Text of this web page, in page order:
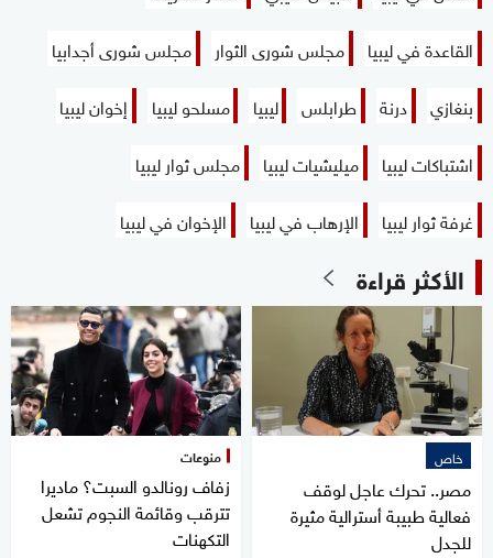
القاعدة في ليبيا
مجلس شورى الثوار
مجلس شورى أجدابيا
بنغازي
درنة طرابلس ليبيا مسلحو ليبيا
إخوان ليبيا
اشتباكات ليبيا
ميليشيات ليبيا
مجلس ثوار ليبيا
غرفة ثوار ليبيا
الإرهاب في ليبيا الإخوان في ليبيا
الأكثر قراءة
خاص
مصر.. تحرك عاجل لوقف
فعالية طبيبة أسترالية مثيرة
للجدل
منوعات
زفاف رونالدو السبت؟ ماديرا
تترقب وقائمة النجوم تشعل
التكهنات